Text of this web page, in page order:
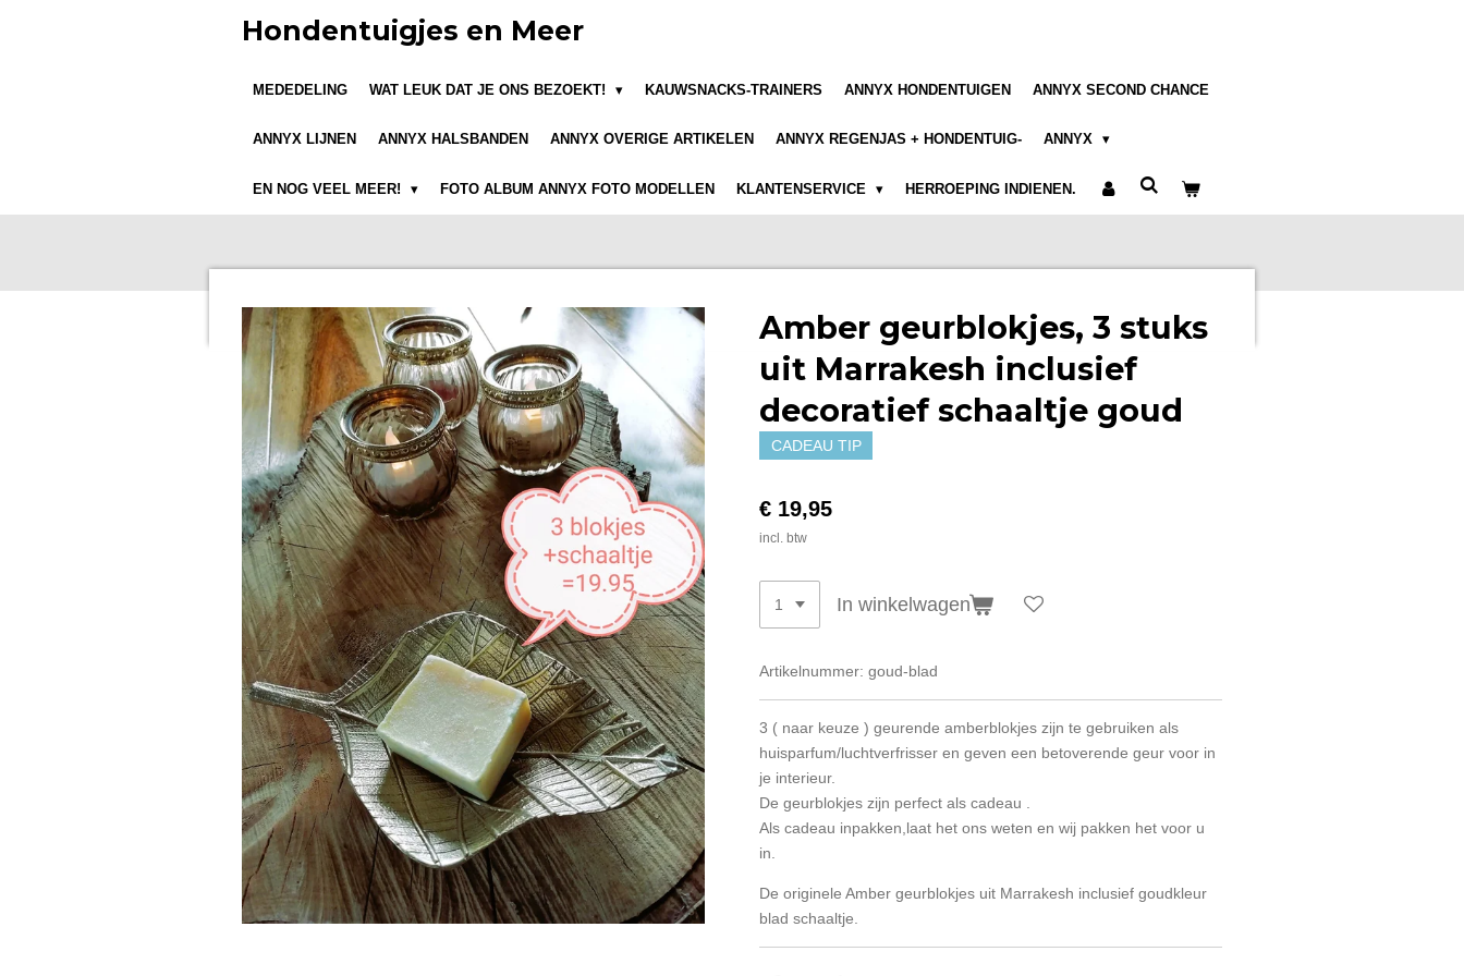
Hondentuigjes en Meer
MEDEDELING WAT LEUK DAT JE ONS BEZOEKT! KAUWSNACKS-TRAINERS ANNYX HONDENTUIGEN ANNYX SECOND CHANCE
ANNYX LIJNEN ANNYX HALSBANDEN ANNYX OVERIGE ARTIKELEN ANNYX REGENJAS + HONDENTUIG- ANNYX
EN NOG VEEL MEER! FOTO ALBUM ANNYX FOTO MODELLEN KLANTENSERVICE HERROEPING INDIENEN.
Amber geurblokjes, 3 stuks
uit Marrakesh inclusief
decoratief schaaltje goud
CADEAU TIP
€ 19,95
incl. btw
In winkelwagen
Artikelnummer: goud-blad
3 ( naar keuze ) geurende amberblokjes zijn te gebruiken als
huisparfum/luchtverfrisser en geven een betoverende geur voor in
je interieur.
De geurblokjes zijn perfect als cadeau .
Als cadeau inpakken,laat het ons weten en wij pakken het voor u
in.
De originele Amber geurblokjes uit Marrakesh inclusief goudkleur
blad schaaltje.